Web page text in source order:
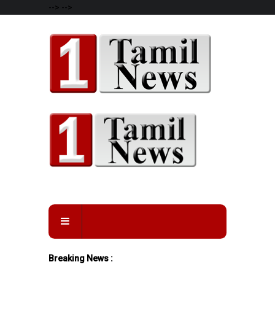
--> -->
Breaking News :